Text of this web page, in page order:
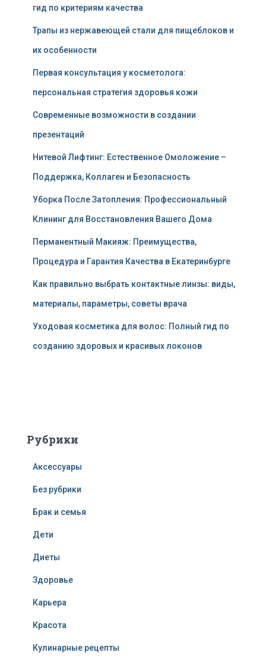
гид по критериям качества
Трапы из нержавеющей стали для пищеблоков и
их особенности
Первая консультация у косметолога:
персональная стратегия здоровья кожи
Современные возможности в создании
презентаций
Нитевой Лифтинг: Естественное Омоложение –
Поддержка, Коллаген и Безопасность
Уборка После Затопления: Профессиональный
Клининг для Восстановления Вашего Дома
Перманентный Макияж: Преимущества,
Процедура и Гарантия Качества в Екатеринбурге
Как правильно выбрать контактные линзы: виды,
материалы, параметры, советы врача
Уходовая косметика для волос: Полный гид по
созданию здоровых и красивых локонов
Рубрики
Аксессуары
Без рубрики
Брак и семья
Дети
Диеты
Здоровье
Карьера
Красота
Кулинарные рецепты